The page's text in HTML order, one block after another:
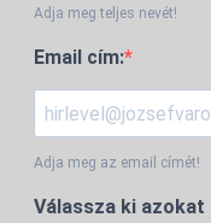
Adja meg teljes nevét!
Email cím:
Adja meg az email címét!
Válassza ki